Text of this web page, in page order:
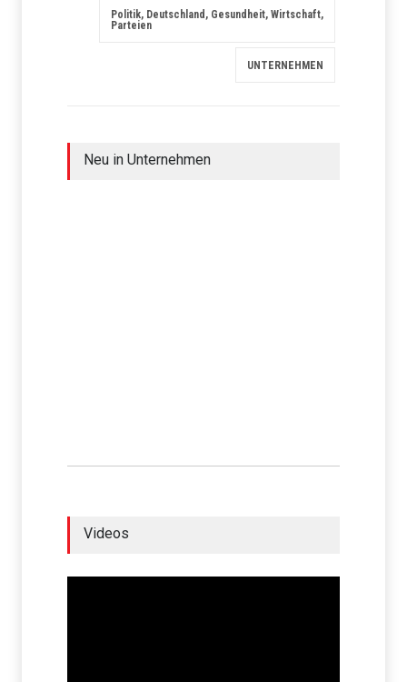
Politik, Deutschland, Gesundheit, Wirtschaft,
Parteien
UNTERNEHMEN
Neu in Unternehmen
Videos